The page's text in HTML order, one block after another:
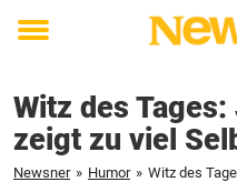
Toggle
Witz des
zeigt zu viel
Newsner » Humor »